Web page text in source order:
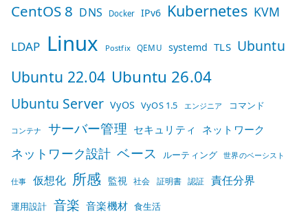
CentOS 8 DNS Docker IPv6 Kubernetes KVM
LDAP Linux Postfix QEMU systemd TLS Ubuntu
Ubuntu 22.04 Ubuntu 26.04
Ubuntu Server VyOS VyOS 1.5 エンジニア コマンド
コンテナ サーバー管理 セキュリティ ネットワーク
ネットワーク設計 ベース ルーティング 世界のベーシスト
仕事 仮想化 所感 監視 社会 証明書 認証 責任分界
運用設計 音楽 音楽機材 食生活